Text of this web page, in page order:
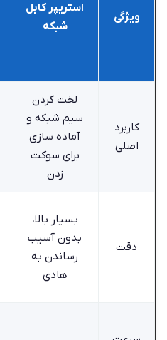
ویژگی
استریپر کابل
شبکه
کاربرد
اصلی
لخت کردن
سیم شبکه و
آماده سازی
برای سوکت
زدن
دقت
بسیار بالا،
بدون آسیب
رساندن به
هادی